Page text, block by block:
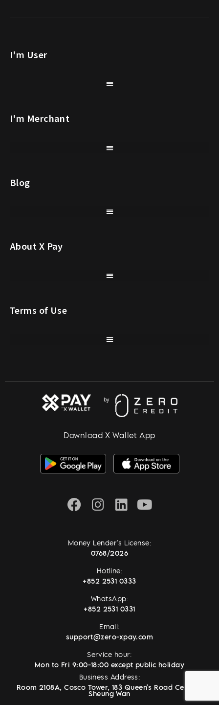
I'm User
I'm Merchant
Blog
About X Pay
Terms of Use
Download X Wallet App
Money Lender's License:
0768/2026
Hotline:
+852 2531 0333
WhatsApp:
+852 2531 0331
Email:
support@zero-xpay.com
Service hour:
Mon to Fri 9:00-18:00 except public holiday
Business Address:
Room 2108A, Cosco Tower, 183 Queen's Road Central,
Sheung Wan